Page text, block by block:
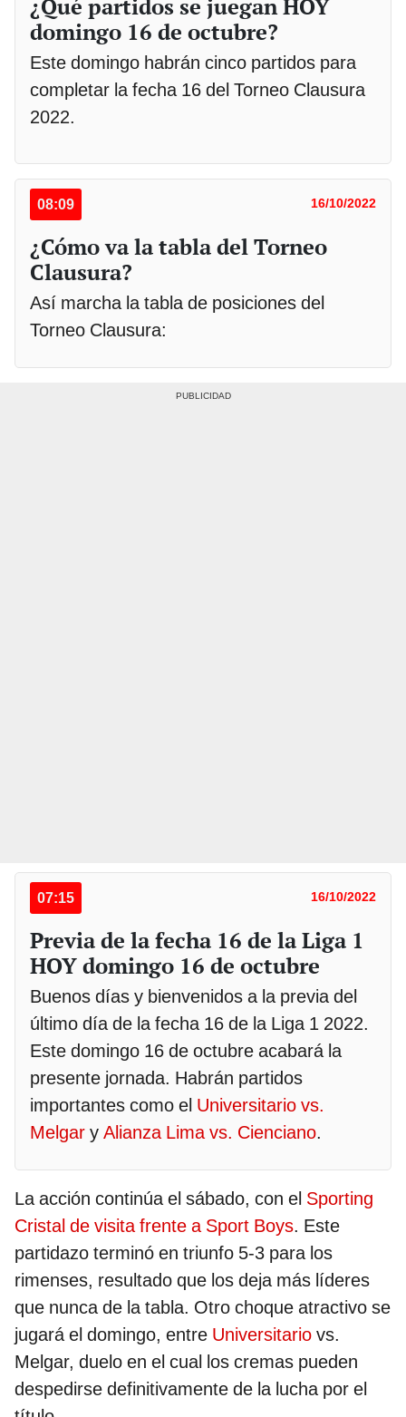
¿Qué partidos se juegan HOY
domingo 16 de octubre?
Este domingo habrán cinco partidos para
completar la fecha 16 del Torneo Clausura
2022.
08:09 16/10/2022
¿Cómo va la tabla del Torneo
Clausura?
Así marcha la tabla de posiciones del
Torneo Clausura:
07:15 16/10/2022
Previa de la fecha 16 de la Liga 1
HOY domingo 16 de octubre
Buenos días y bienvenidos a la previa del
último día de la fecha 16 de la Liga 1 2022.
Este domingo 16 de octubre acabará la
presente jornada. Habrán partidos
importantes como el Universitario vs.
Melgar y Alianza Lima vs. Cienciano.
La acción continúa el sábado, con el Sporting
Cristal de visita frente a Sport Boys. Este
partidazo terminó en triunfo 5-3 para los
rimenses, resultado que los deja más líderes
que nunca de la tabla. Otro choque atractivo se
jugará el domingo, entre Universitario vs.
Melgar, duelo en el cual los cremas pueden
despedirse definitivamente de la lucha por el